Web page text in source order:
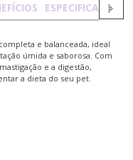
ESPECIFICAÇÕES
e balanceada, ideal
úmida e saborosa. Com
e a digestão,
a dieta do seu pet.